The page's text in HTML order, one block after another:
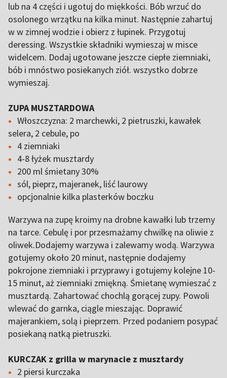
lub na 4 części i ugotuj do miękkości. Bób wrzuć do
osolonego wrzątku na kilka minut. Następnie zahartuj
w w zimnej wodzie i obierz z łupinek. Przygotuj
deressing. Wszystkie składniki wymieszaj w misce
widelcem. Dodaj ugotowane jeszcze ciepłe ziemniaki,
bób i mnóstwo posiekanych ziół. wszystko dobrze
wymieszaj.
ZUPA MUSZTARDOWA
Włoszczyzna: 2 marchewki, 2 pietruszki, kawałek
selera, 2 cebule, po
4 ziemniaki
4-8 łyżek musztardy
200 ml śmietany 30%
sól, pieprz, majeranek, liść laurowy
opcjonalnie kilka plasterków boczku
Warzywa na zupę kroimy na drobne kawałki lub trzemy
na tarce. Cebulę i por przesmażamy chwilkę na oliwie z
oliwek.Dodajemy warzywa i zalewamy wodą. Warzywa
gotujemy około 20 minut, następnie dodajemy
pokrojone ziemniaki i przyprawy i gotujemy kolejne 10-
15 minut, aż ziemniaki zmiękną. Śmietanę wymieszać z
musztardą. Zahartować chochlą gorącej zupy. Powoli
wlewać do garnka, ciągle mieszając. Doprawić
majerankiem, solą i pieprzem. Przed podaniem posypać
posiekaną natką pietruszki.
KURCZAK z grilla w marynacie z musztardy
2 piersi kurczaka